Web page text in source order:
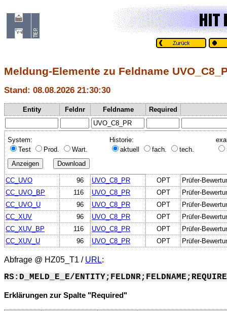
Meldung-Elemente zu Feldname
Stand: 08.08.2026 21:30:30
Entity Feldnr Feldname Required
System:
Test
Prod. Wart.
Historie:
aktuell
fach. tech.
CC_UVO 96 UVO_C8_PR OPT
Prüfer-
CC_UVO_BP
116 UVO_C8_PR OPT
Prüfer-
CC_UVO_U
96 UVO_C8_PR OPT
Prüfer-
CC_XUV
96 UVO_C8_PR OPT
Prüfer-
CC_XUV_BP
116 UVO_C8_PR OPT
Prüfer-
CC_XUV_U
96 UVO_C8_PR OPT Prüfer-
Abfrage @ HZ05_T1 / URL:
RS:D_MELD_E_E/
Erklärungen zur Spalte "Required"